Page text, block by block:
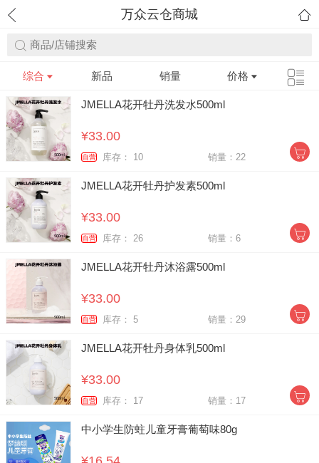
万众云仓商城
商品/店铺搜索
综合 新品 销量 价格
JMELLA花开牡丹洗发水500ml
¥33.00
自营 库存： 10 销量：22
JMELLA花开牡丹护发素500ml
¥33.00
自营 库存： 26 销量：6
JMELLA花开牡丹沐浴露500ml
¥33.00
自营 库存： 5 销量：29
JMELLA花开牡丹身体乳500ml
¥33.00
自营 库存： 17 销量：17
中小学生防蛀儿童牙膏葡萄味80g